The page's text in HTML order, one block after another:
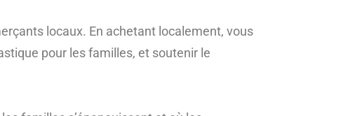
locaux. En achetant localement, vous
pour les familles, et soutenir le